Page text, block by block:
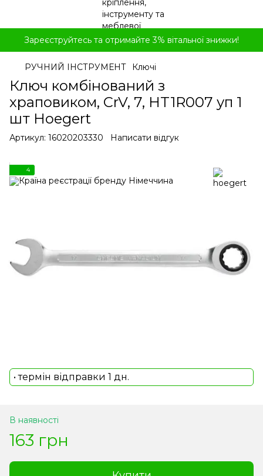
Зареєструйтесь та отримайте 3% вітальної знижки!
РУЧНИЙ ІНСТРУМЕНТ Ключі
Ключ комбінований з
храповиком, CrV, 7, HT1R007 уп 1
шт Hoegert
Артикул: 16020203330 Написати відгук
4
• термін відправки 1 дн.
В наявності
163 грн